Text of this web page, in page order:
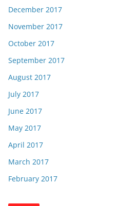
December 2017
November 2017
October 2017
September 2017
August 2017
July 2017
June 2017
May 2017
April 2017
March 2017
February 2017